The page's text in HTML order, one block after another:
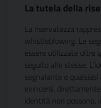
La tutela della
La riservatezza
whistleblowing. Le
essere utilizzate oltre
seguito alle stesse.
segnalante e
evincersi,
identità non possono,